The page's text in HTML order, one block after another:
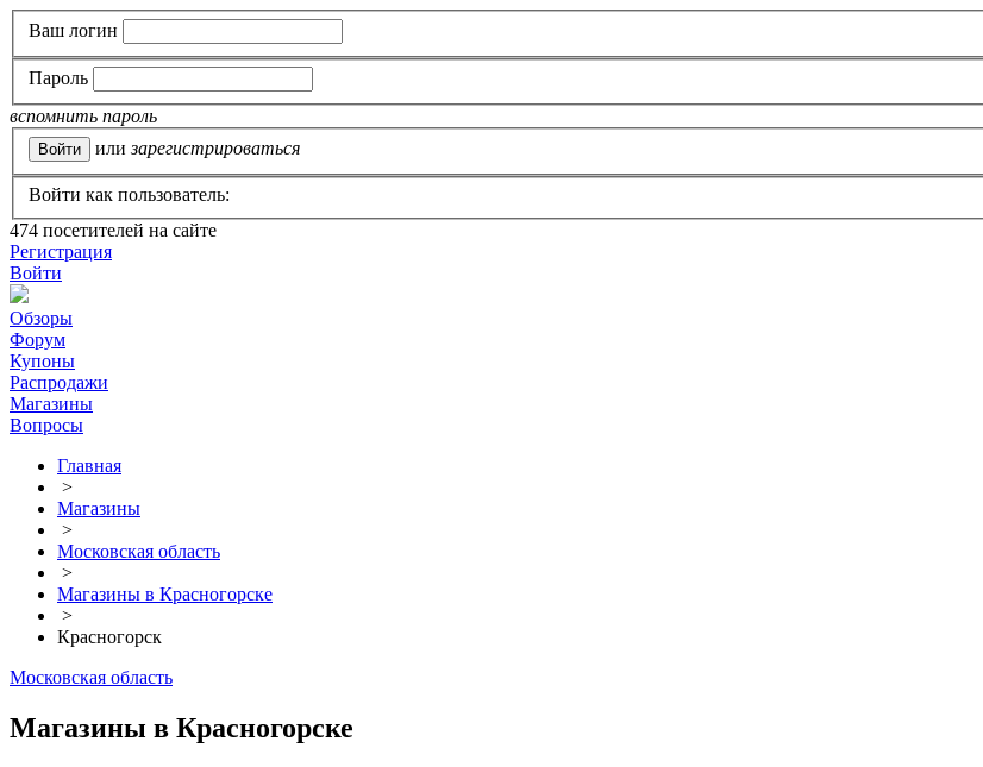
Ваш логин
Пароль
вспомнить пароль
или зарегистрироваться
Войти как пользователь:
474 посетителей на сайте
Регистрация
Войти
Обзоры
Форум
Купоны
Распродажи
Магазины
Вопросы
Главная
>
Магазины
>
Московская область
>
Магазины в Красногорске
>
Красногорск
Московская область
Магазины в Красногорске